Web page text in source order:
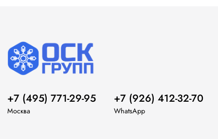
+7 (495) 771-29-95
Москва
+7 (926) 412-32-70
WhatsApp